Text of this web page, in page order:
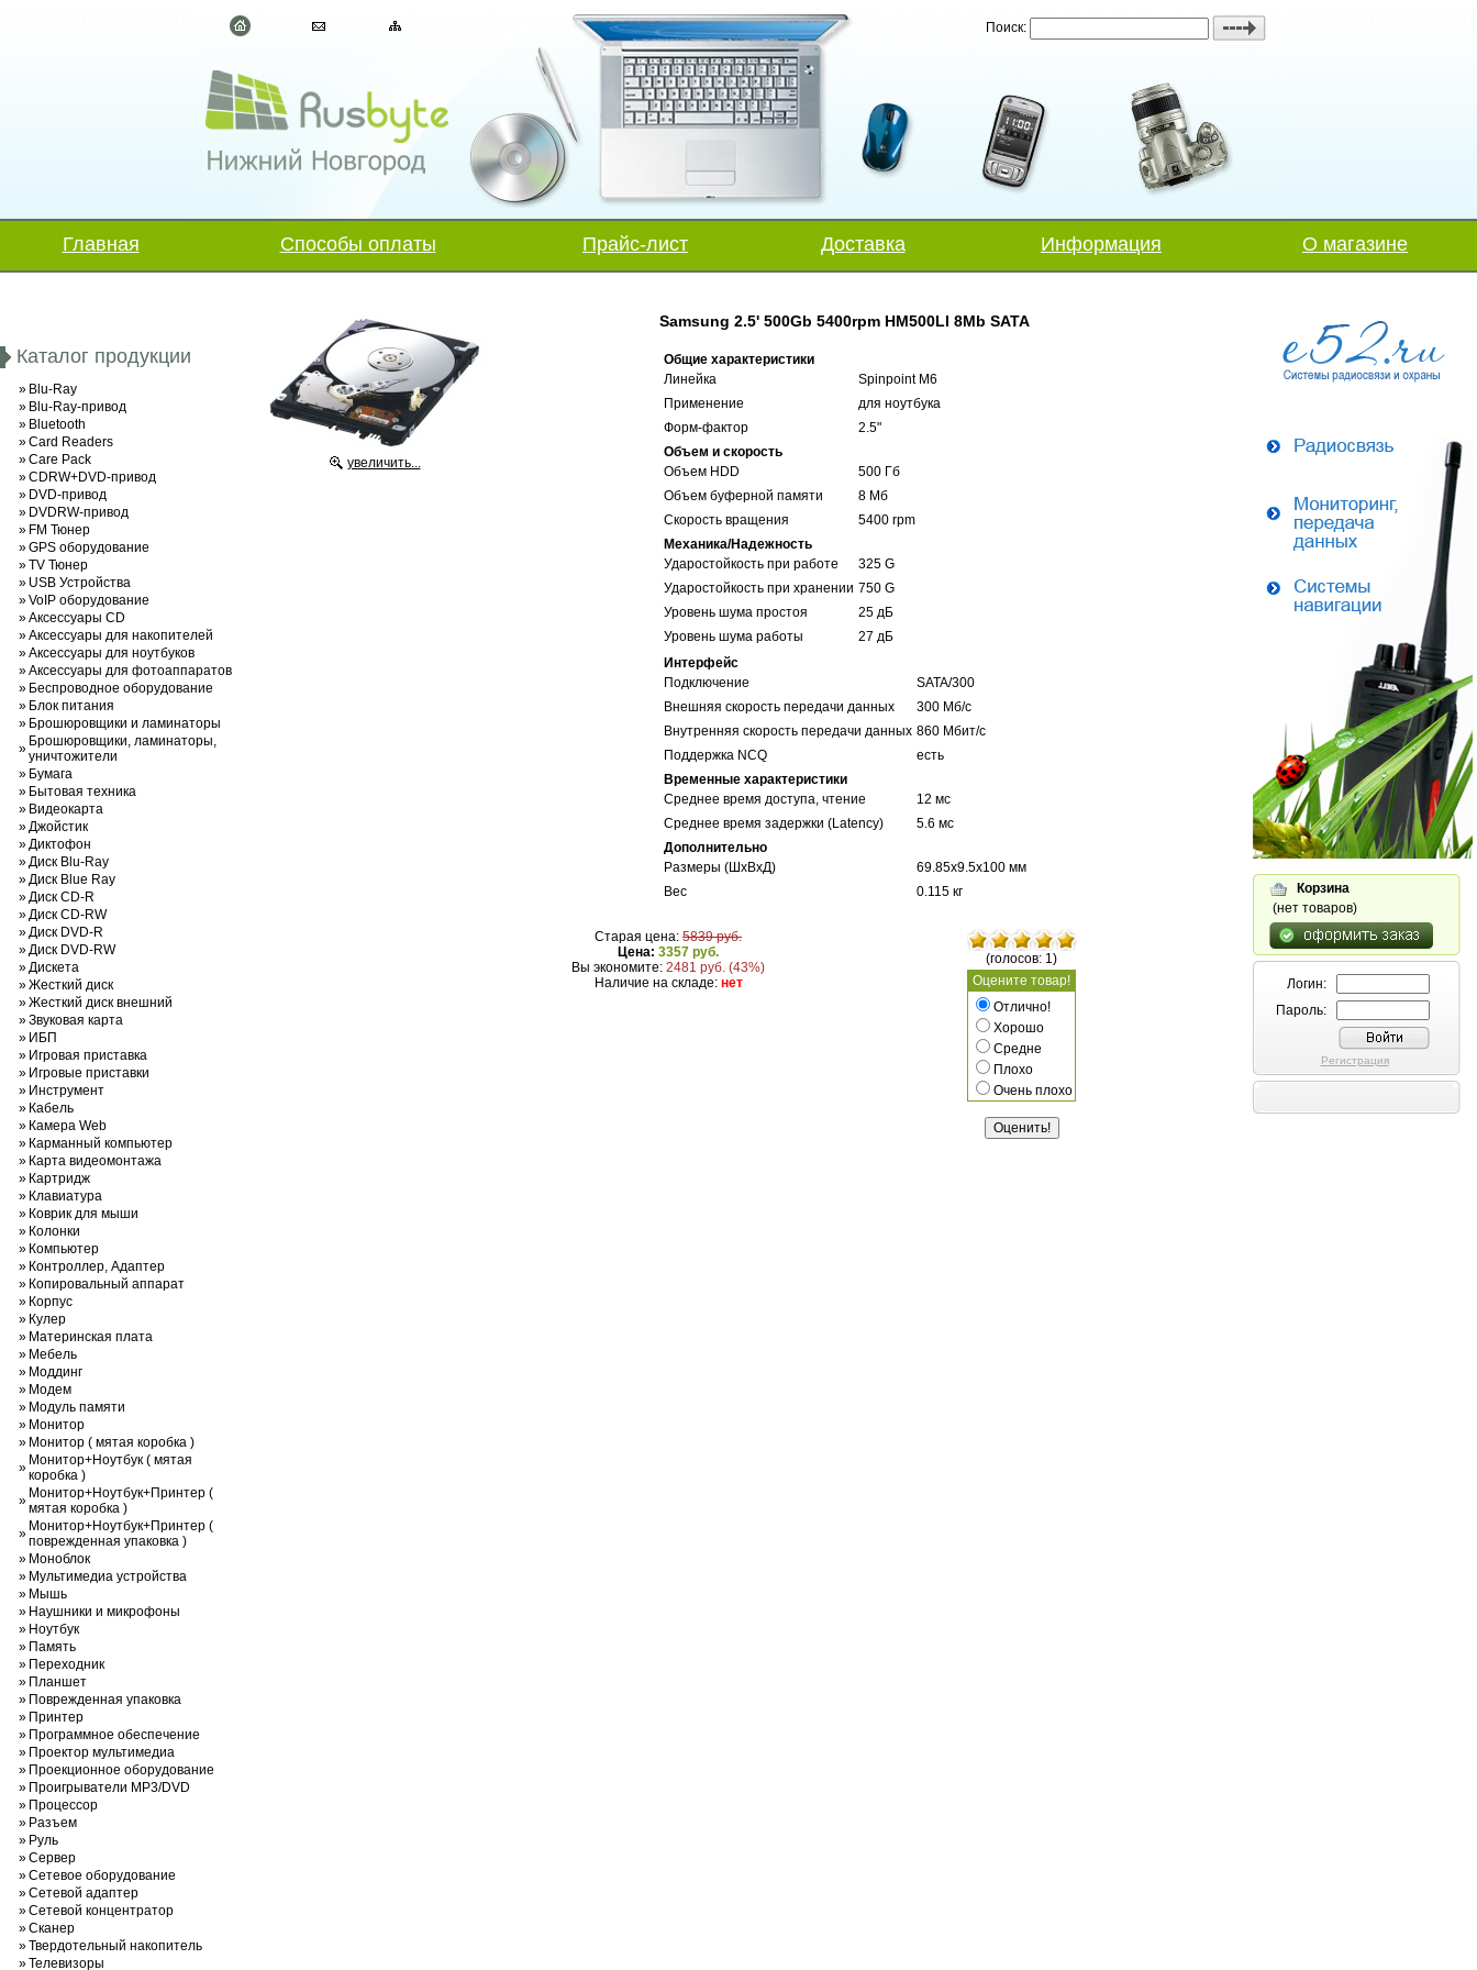
Поиск:
Главная Способы оплаты Прайс-лист Доставка Информация О магазине
Каталог продукции
» Blu-Ray
» Blu-Ray-привод
» Bluetooth
»Card Readers
»Care Pack
»CDRW+DVD-привод
» DVD-привод
» DVDRW-привод
» FM Тюнер
»GPS оборудование
»TV Тюнер
» USB Устройства
»VoIP оборудование
»Аксессуары CD
»Аксессуары для накопителей
»Аксессуары для ноутбуков
»Аксессуары для фотоаппаратов
» Беспроводное оборудование
» Блок питания
» Брошюровщики и ламинаторы
» Брошюровщики, ламинаторы,
уничтожители
» Бумага
» Бытовая техника
» Видеокарта
»Джойстик
»Диктофон
»Диск Blu-Ray
»Диск Blue Ray
»Диск CD-R
»Диск CD-RW
»Диск DVD-R
»Диск DVD-RW
»Дискета
»Жесткий диск
»Жесткий диск внешний
»Звуковая карта
» ИБП
» Игровая приставка
» Игровые приставки
» Инструмент
» Кабель
» Камера Web
» Карманный компьютер
» Карта видеомонтажа
» Картридж
» Клавиатура
» Коврик для мыши
» Колонки
» Компьютер
» Контроллер, Адаптер
» Копировальный аппарат
» Корпус
» Кулер
» Материнская плата
» Мебель
» Моддинг
» Модем
» Модуль памяти
» Монитор
» Монитор ( мятая коробка )
» Монитор+Ноутбук ( мятая
коробка )
» Монитор+Ноутбук+Принтер (
мятая коробка )
» Монитор+Ноутбук+Принтер (
поврежденная упаковка )
» Моноблок
» Мультимедиа устройства
» Мышь
» Наушники и микрофоны
» Ноутбук
» Память
» Переходник
» Планшет
» Поврежденная упаковка
» Принтер
» Программное обеспечение
» Проектор мультимедиа
» Проекционное оборудование
» Проигрыватели MP3/DVD
» Процессор
» Разъем
» Руль
»Сервер
»Сетевое оборудование
»Сетевой адаптер
»Сетевой концентратор
»Сканер
»Твердотельный накопитель
»Телевизоры
увеличить...
Samsung 2.5' 500Gb 5400rpm HM500LI 8Mb SATA
Общие характеристики
Линейка
Spinpoint M6
Применение
для ноутбука
Форм-фактор
2.5"
Объем и скорость
Объем HDD
500 Гб
Объем буферной памяти
8 Мб
Скорость вращения
5400 rpm
Механика/Надежность
Ударостойкость при работе
325 G
Ударостойкость при хранении 750 G
Уровень шума простоя
25 дБ
Уровень шума работы
27 дБ
Интерфейс
Подключение
SATA/300
Внешняя скорость передачи данных
300 Мб/с
Внутренняя скорость передачи данных 860 Мбит/с
Поддержка NCQ
есть
Временные характеристики
Среднее время доступа, чтение
12 мс
Среднее время задержки (Latency)
5.6 мс
Дополнительно
Размеры (ШхВхД)
69.85x9.5x100 мм
Вес
0.115 кг
Старая цена: 5839 руб.
Цена: 3357 руб.
Вы экономите: 2481 руб. (43%)
Наличие на складе: нет
(голосов: 1)
Оцените товар!
Отлично!
Хорошо
Средне
Плохо
Очень плохо
Корзина
(нет товаров)
Логин:
Пароль:
Регистрация